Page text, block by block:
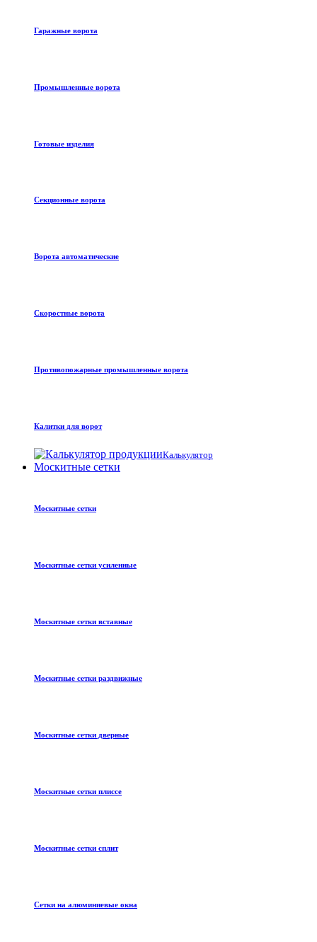
Гаражные ворота
Промышленные ворота
Готовые изделия
Секционные ворота
Ворота автоматические
Скоростные ворота
Противопожарные промышленные ворота
Калитки для ворот
Калькулятор
Москитные сетки
Москитные сетки
Москитные сетки усиленные
Москитные сетки вставные
Москитные сетки раздвижные
Москитные сетки дверные
Москитные сетки плиссе
Москитные сетки сплит
Сетки на алюминиевые окна